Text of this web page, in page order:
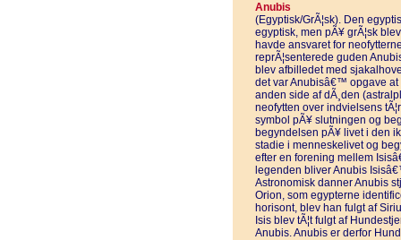
Anubis
(Egyptisk/GrÃ¦sk). Den
egyptisk, men pÃ¥ grÃ¦sk
havde ansvaret for
reprÃ¦senterede guden
blev afbilledet med
det var Anubisâ€™ opgave at
anden side af dÃ¸den
neofytten over indvielsens
symbol pÃ¥ slutningen og
begyndelsen pÃ¥ livet i den
stadie i menneskelivet og
efter en forening mellem
legenden bliver Anubis
Astronomisk danner Anubis
Orion, som egypterne
horisont, blev han fulgt af
Isis blev tÃ¦t fulgt af
Anubis. Anubis er derfor